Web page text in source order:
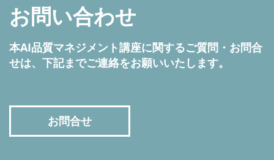
お問い合わせ
本AI品質マネジメント講座に関するご質問・お問合
せは、下記までご連絡をお願いいたします。
お問合せ